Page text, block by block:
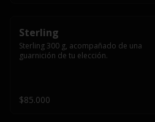
Sterling
Sterling 300 g, acompañado de una
guarnición de tu elección.
$85.000